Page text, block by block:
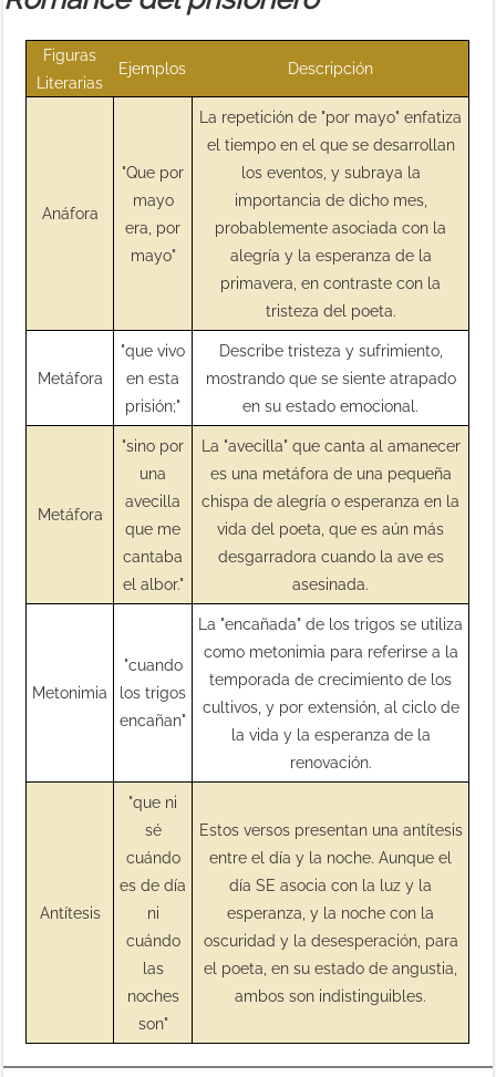
Figuras
Literarias
Ejemplos Descripción
Anáfora
"Que por
mayo
era, por
mayo"
La repetición de "por mayo" enfatiza
el tiempo en el que se desarrollan
los eventos, y subraya la
importancia de dicho mes,
probablemente asociada con la
alegría y la esperanza de la
primavera, en contraste con la
tristeza del poeta.
Metáfora
"que vivo
en esta
prisión;"
Describe tristeza y sufrimiento,
mostrando que se siente atrapado
en su estado emocional.
Metáfora
"sino por
una
avecilla
que me
cantaba
el albor."
La "avecilla" que canta al amanecer
es una metáfora de una pequeña
chispa de alegría o esperanza en la
vida del poeta, que es aún más
desgarradora cuando la ave es
asesinada.
Metonimia
"cuando
los trigos
encañan"
La "encañada" de los trigos se utiliza
como metonimia para referirse a la
temporada de crecimiento de los
cultivos, y por extensión, al ciclo de
la vida y la esperanza de la
renovación.
Antítesis
"que ni
sé
cuándo
es de día
ni
cuándo
las
noches
son"
Estos versos presentan una antítesis
entre el día y la noche. Aunque el
día SE asocia con la luz y la
esperanza, y la noche con la
oscuridad y la desesperación, para
el poeta, en su estado de angustia,
ambos son indistinguibles.